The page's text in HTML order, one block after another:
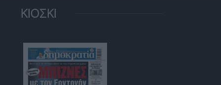
ΚΙΟΣΚΙ